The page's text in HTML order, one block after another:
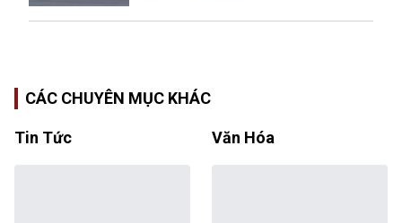
CÁC CHUYÊN MỤC KHÁC
Tin Tức Văn Hóa